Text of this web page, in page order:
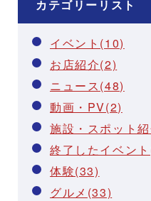
カテゴリーリスト
イベント(10)
お店紹介(2)
ニュース(48)
動画・PV(2)
施設・スポット
終了したイベン
体験(33)
グルメ(33)